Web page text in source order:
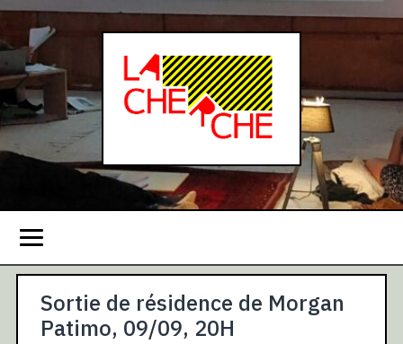
Sortie de résidence de Morgan
Patimo, 09/09, 20H